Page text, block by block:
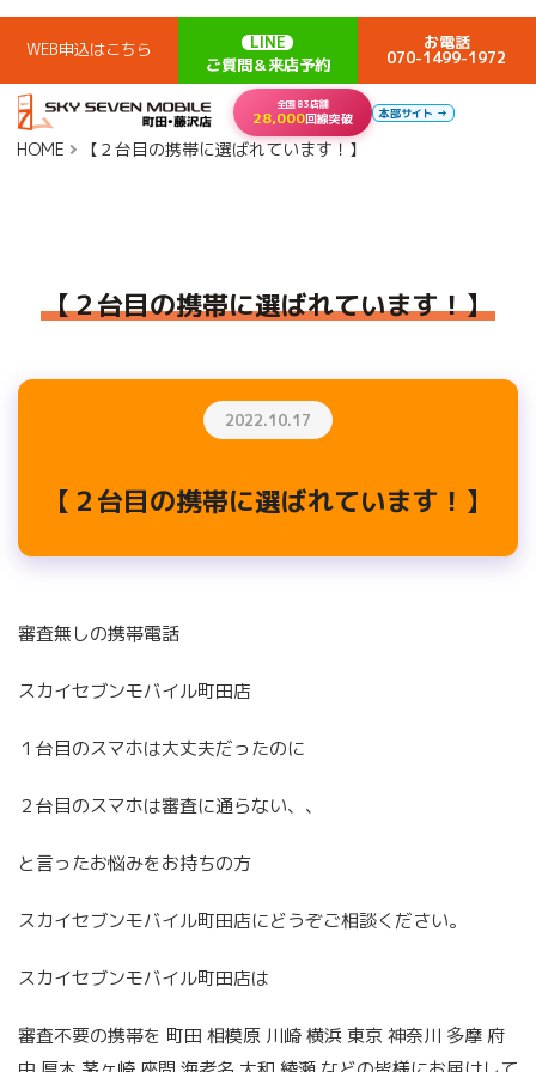
WEB申込はこちら
LINE
ご質問＆来店予約
お電話
070-1499-1972
全国83店舗
28,000回線突破 本部サイト →
HOME 【２台目の携帯に選ばれています！】
【２台目の携帯に選ばれています！】
2022.10.17
【２台目の携帯に選ばれています！】
審査無しの携帯電話
スカイセブンモバイル町田店
１台目のスマホは大丈夫だったのに
２台目のスマホは審査に通らない、、
と言ったお悩みをお持ちの方
スカイセブンモバイル町田店にどうぞご相談ください。
スカイセブンモバイル町田店は
審査不要の携帯を 町田 相模原 川崎 横浜 東京 神奈川 多摩 府